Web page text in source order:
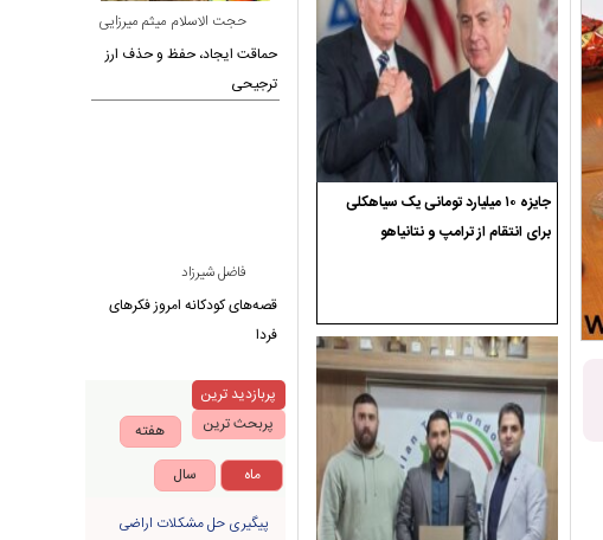
جایزه ۱۰ میلیارد تومانی یک سیاهکلی
برای انتقام از ترامپ و نتانیاهو
حجت الاسلام میثم میرزایی
حماقت ایجاد، حفظ و حذف ارز
ترجیحی
فاضل شیرزاد
قصه‌های کودکانه امروز فکرهای
فردا
پربازدید ترین
پربحث ترین
هفته
ماه
سال
پیگیری حل مشکلات اراضی